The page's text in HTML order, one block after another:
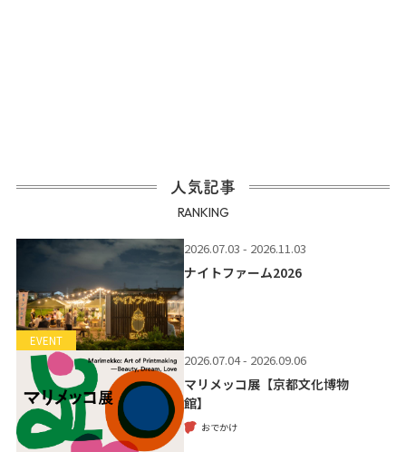
人気記事
RANKING
EVENT
2026.07.03 - 2026.11.03
ナイトファーム2026
2026.07.04 - 2026.09.06
マリメッコ展【京都文化博物
館】
おでかけ